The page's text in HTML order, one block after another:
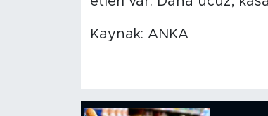
Kaynak: ANKA